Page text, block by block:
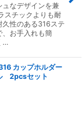
なデザインを兼
スチックよりも耐
久性のある316ステ
、お手入れも簡
…
カップホルダー
2pcsセット